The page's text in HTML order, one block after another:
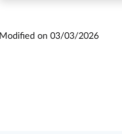
Modified on03/03/2026